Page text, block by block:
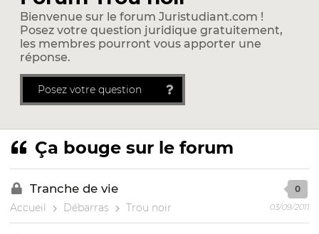
Bienvenue sur le forum Juristudiant.com !
Posez votre question juridique gratuitement,
les membres pourront vous apporter une
réponse.
Posez votre question
Ça bouge sur le forum
Tranche de vie
Accueil Débarras Trou noir
0
03/09/2011